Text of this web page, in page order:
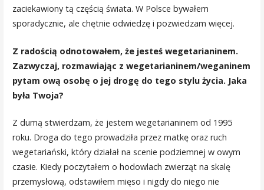
zaciekawiony tą częścią świata. W Polsce bywałem
sporadycznie, ale chętnie odwiedzę i pozwiedzam więcej.
Z radością odnotowałem, że jesteś wegetarianinem.
Zazwyczaj, rozmawiając z wegetarianinem/weganinem
pytam ową osobę o jej drogę do tego stylu życia. Jaka
była Twoja?
Z dumą stwierdzam, że jestem wegetarianinem od 1995
roku. Droga do tego prowadziła przez matkę oraz ruch
wegetariański, który działał na scenie podziemnej w owym
czasie. Kiedy poczytałem o hodowlach zwierząt na skalę
przemysłową, odstawiłem mięso i nigdy do niego nie